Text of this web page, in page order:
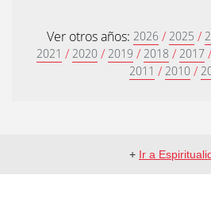
Ver otros años: 2026 / 2025 /
2021 / 2020 / 2019 / 2018 / 2017 /
2011 / 2010 /
+ Ir a